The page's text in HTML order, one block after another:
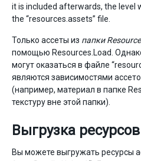
it is included afterwards, the level
the “resources.assets” file.
Только ассеты из папки
помощью Resources.Load.
могут оказаться в файле
являются зависимостями
(например, материал в папке
текстуру вне этой папки).
Выгрузка ресурсов
Вы можете выгружать ресурсы